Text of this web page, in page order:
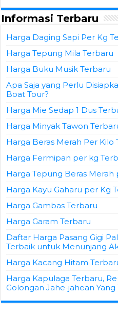
Informasi Terbaru
Harga Daging Sapi Per Kg
Harga Tepung Mila Terbaru
Harga Buku Musik Terbaru
Apa Saja yang Perlu
Boat Tour?
Harga Mie Sedap 1 Dus
Harga Minyak Tawon
Harga Beras Merah Per Kilo
Harga Fermipan per kg
Harga Tepung Beras Merah
Harga Kayu Gaharu per Kg
Harga Gambas Terbaru
Harga Garam Terbaru
Daftar Harga Pasang Gigi
Terbaik untuk Menunjang
Harga Kacang Hitam
Harga Kapulaga Terbaru,
Golongan Jahe-jahean Yang